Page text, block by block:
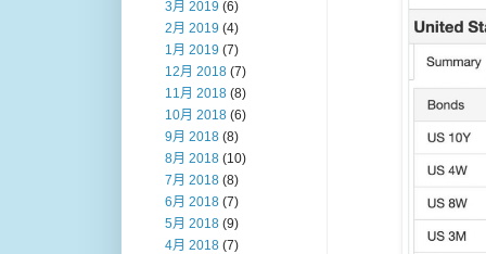
3月 2019 (6)
2月 2019 (4)
1月 2019 (7)
12月 2018 (7)
11月 2018 (8)
10月 2018 (6)
9月 2018 (8)
8月 2018 (10)
7月 2018 (8)
6月 2018 (7)
5月 2018 (9)
4月 2018 (7)